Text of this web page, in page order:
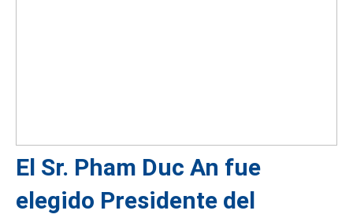
El Sr. Pham Duc An fue
elegido Presidente del